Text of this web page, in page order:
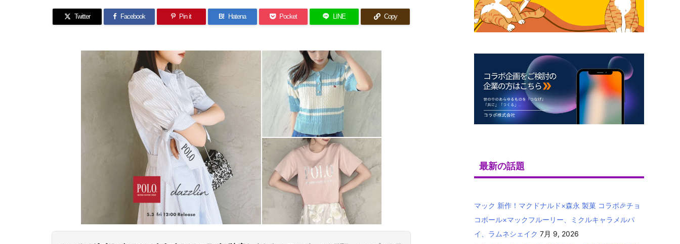
Twitter Facebook Pin it B! Hatena Pocket LINE Copy
最新の話題
マック 新作！マクドナルド×森永 製菓 コラボ🎉チョ
コボール×マックフルーリー、ミクルキャラメルパ
イ、ラムネシェイク 7月 9, 2026